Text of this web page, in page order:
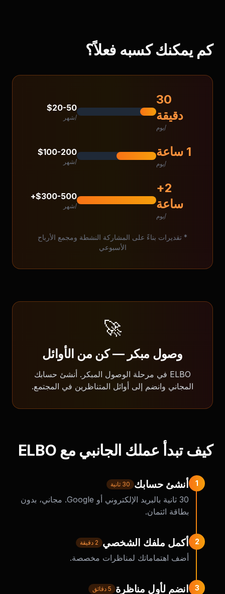
كم يمكنك كسبه فعلاً؟
30
دقيقة
/يوم
$20-50
/شهر
1 ساعة
/يوم
$100-200
/شهر
2+
ساعة
/يوم
$300-500+
/شهر
* تقديرات بناءً على المشاركة النشطة ومجمع الأرباح
الأسبوعي
🚀
وصول مبكر — كن من الأوائل
ELBO في مرحلة الوصول المبكر. أنشئ حسابك
المجاني وانضم إلى أوائل المتناظرين في المجتمع.
كيف تبدأ عملك الجانبي مع ELBO
1 أنشئ حسابك 30 ثانية
30 ثانية بالبريد الإلكتروني أو Google. مجاني، بدون
بطاقة ائتمان.
2 أكمل ملفك الشخصي 2 دقيقة
أضف اهتماماتك لمناظرات مخصصة.
3 انضم لأول مناظرة 5 دقائق